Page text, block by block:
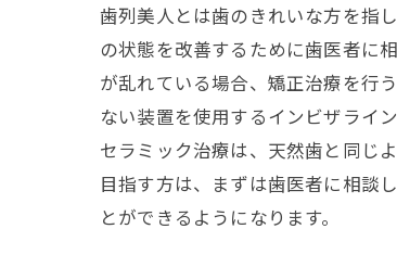
歯列美人とは歯のきれいな方を指
の状態を改善するために歯医者に
が乱れている場合、矯正治療を行
ない装置を使用するインビザライ
セラミック治療は、天然歯と同じ
目指す方は、まずは歯医者に相談
とができるようになります。